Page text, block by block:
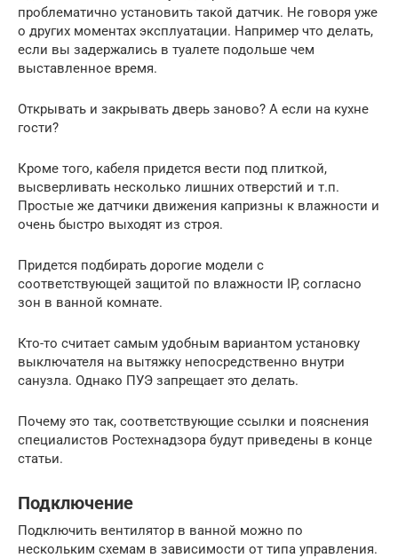
проблематично установить такой датчик. Не говоря уже
о других моментах эксплуатации. Например что делать,
если вы задержались в туалете подольше чем
выставленное время.
Открывать и закрывать дверь заново? А если на кухне
гости?
Кроме того, кабеля придется вести под плиткой,
высверливать несколько лишних отверстий и т.п.
Простые же датчики движения капризны к влажности и
очень быстро выходят из строя.
Придется подбирать дорогие модели с
соответствующей защитой по влажности IP, согласно
зон в ванной комнате.
Кто-то считает самым удобным вариантом установку
выключателя на вытяжку непосредственно внутри
санузла. Однако ПУЭ запрещает это делать.
Почему это так, соответствующие ссылки и пояснения
специалистов Ростехнадзора будут приведены в конце
статьи.
Подключение
Подключить вентилятор в ванной можно по
нескольким схемам в зависимости от типа управления.